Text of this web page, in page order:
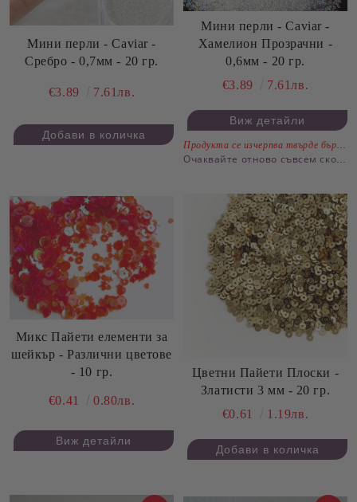
Мини перли - Caviar -
Сребро - 0,7мм - 20 гр.
€3.89 7.61лв.
Мини перли - Caviar -
Хамелион Прозрачни -
0,6мм - 20 гр.
€3.89
7.61лв.
Виж детайли
Продукта се изчерпва твърде бързо.
Очаквайте отново съвсем скоро
Микс Пайети елементи за
шейкър - Различни цветове
- 10 гр.
€0.41 0.80лв.
Виж детайли
Цветни Пайети Плоски -
Златисти 3 мм - 20 гр.
€0.61
1.19лв.